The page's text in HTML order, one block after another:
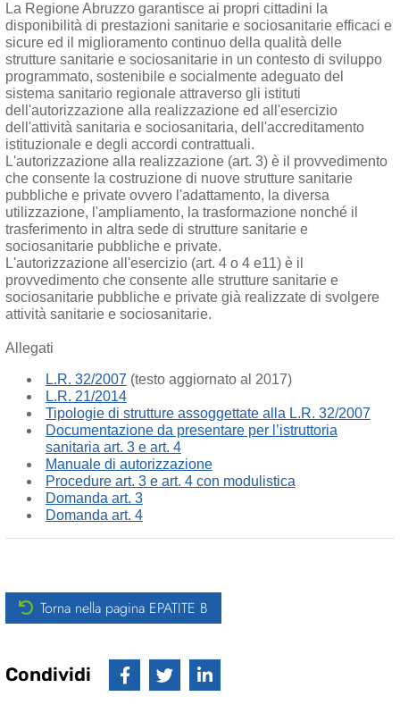
La Regione Abruzzo garantisce ai propri cittadini la
disponibilità di prestazioni sanitarie e sociosanitarie efficaci e
sicure ed il miglioramento continuo della qualità delle
strutture sanitarie e sociosanitarie in un contesto di sviluppo
programmato, sostenibile e socialmente adeguato del
sistema sanitario regionale attraverso gli istituti
dell'autorizzazione alla realizzazione ed all'esercizio
dell'attività sanitaria e sociosanitaria, dell'accreditamento
istituzionale e degli accordi contrattuali.
L'autorizzazione alla realizzazione (art. 3) è il provvedimento
che consente la costruzione di nuove strutture sanitarie
pubbliche e private ovvero l'adattamento, la diversa
utilizzazione, l'ampliamento, la trasformazione nonché il
trasferimento in altra sede di strutture sanitarie e
sociosanitarie pubbliche e private.
L'autorizzazione all'esercizio (art. 4 o 4 e11) è il
provvedimento che consente alle strutture sanitarie e
sociosanitarie pubbliche e private già realizzate di svolgere
attività sanitarie e sociosanitarie.
Allegati
L.R. 32/2007 (testo aggiornato al 2017)
L.R. 21/2014
Tipologie di strutture assoggettate alla L.R. 32/2007
Documentazione da presentare per l’istruttoria
sanitaria art. 3 e art. 4
Manuale di autorizzazione
Procedure art. 3 e art. 4 con modulistica
Domanda art. 3
Domanda art. 4
Torna nella pagina EPATITE B
Condividi